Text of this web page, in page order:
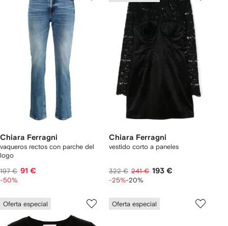
Chiara Ferragni
vaqueros rectos con parche del
logo
197 € 91 €
-50%
Chiara Ferragni
vestido corto a paneles
322 € 241 € 193 €
-25%-20%
Oferta especial Oferta especial